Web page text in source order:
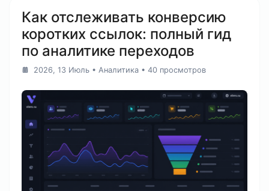
Как отслеживать конверсию
коротких ссылок: полный гид
по аналитике переходов
2026, 13 Июль • Аналитика • 40 просмотров